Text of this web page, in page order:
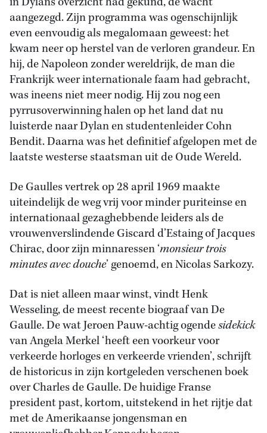
aangezegd. Zijn programma was ogenschijnlijk
even eenvoudig als megalomaan geweest: het
kwam neer op herstel van de verloren grandeur. En
hij, de Napoleon zonder wereldrijk, de man die
Frankrijk weer internationale faam had gebracht,
was ineens niet meer nodig. Hij zou nog een
pyrrusoverwinning halen op het land dat nu
luisterde naar Dylan en studentenleider Cohn
Bendit. Daarna was het definitief afgelopen met de
laatste westerse staatsman uit de Oude Wereld.
De Gaulles vertrek op 28 april 1969 maakte
uiteindelijk de weg vrij voor minder puriteinse en
internationaal gezaghebbende leiders als de
vrouwenverslindende Giscard d’Estaing of Jacques
Chirac, door zijn minnaressen ‘monsieur trois
minutes avec douche’ genoemd, en Nicolas Sarkozy.
Dat is niet alleen maar winst, vindt Henk
Wesseling, de meest recente biograaf van De
Gaulle. De wat Jeroen Pauw-achtig ogendesidekick
van Angela Merkel ‘heeft een voorkeur voor
verkeerde horloges en verkeerde vrienden’, schrijft
de historicus in zijn kortgeleden verschenen boek
over Charles de Gaulle. De huidige Franse
president past, kortom, uitstekend in het rijtje dat
met de Amerikaanse jongensman en